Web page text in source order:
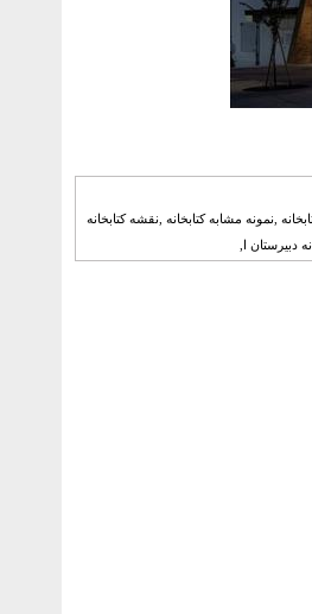
,نمونه مشابه کتابخانه ,نقشه کتابخانه
دبیرستان ا,